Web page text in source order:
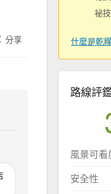
分享
祕
什麼是乾
路線評
風景可看
安全性